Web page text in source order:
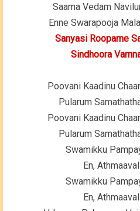
Saama Vedam
Enne Swarapooja
Sanyasi Roopame
Sindhoora
Poovani Kaadinu
Pularum
Poovani Kaadinu
Pularum
Swamikku
En,
Swamikku
En,